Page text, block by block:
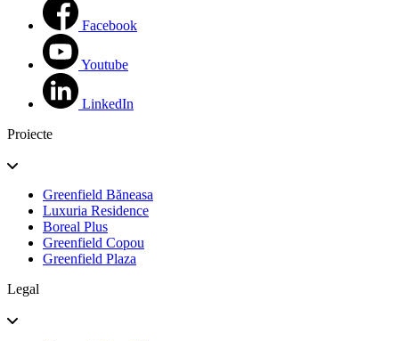
Facebook
Youtube
LinkedIn
Proiecte
Greenfield Băneasa
Luxuria Residence
Boreal Plus
Greenfield Copou
Greenfield Plaza
Legal